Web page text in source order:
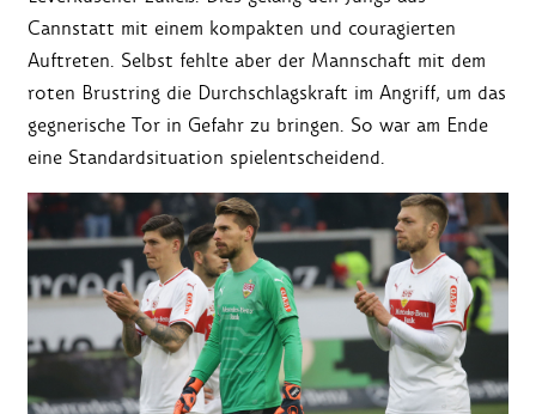
Cannstatt mit einem kompakten und couragierten
Auftreten. Selbst fehlte aber der Mannschaft mit dem
roten Brustring die Durchschlagskraft im Angriff, um das
gegnerische Tor in Gefahr zu bringen. So war am Ende
eine Standardsituation spielentscheidend.